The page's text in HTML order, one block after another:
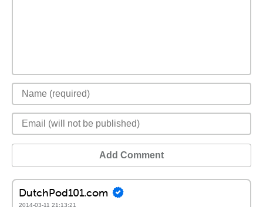
Add Comment
DutchPod101.com
2014-03-11 21:13:21